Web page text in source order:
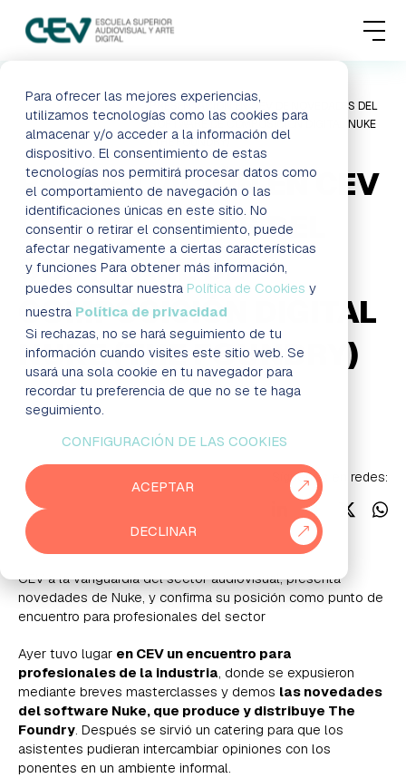
Para ofrecer las mejores experiencias,
utilizamos tecnologías como las cookies para
almacenar y/o acceder a la información del
dispositivo. El consentimiento de estas
tecnologías nos permitirá procesar datos como
el comportamiento de navegación o las
identificaciones únicas en este sitio. No
consentir o retirar el consentimiento, puede
afectar negativamente a ciertas características
y funciones Para obtener más información,
puedes consultar nuestra Política de Cookies y
nuestra Política de privacidad
Si rechazas, no se hará seguimiento de tu
información cuando visites este sitio web. Se
usará una sola cookie en tu navegador para
recordar tu preferencia de que no se te haga
seguimiento.
CONFIGURACIÓN DE LAS COOKIES
ACEPTAR
DECLINAR
MENU
FORMACIONES
ADMISIONES
ACTUALIDAD
ESCUELA
CONTACTO
RESERVAR PLAZA VISITAR ESCUELA
BLOG
EMPRESAS
PARTNERS
931 76 23 43
PRESENTACIÓN EN CEV
DE NOVEDADES DEL
SOFTWARE DE
COMPOSICIÓN DIGITAL
NUKE (THE FOUNDRY)
PRESENTACIÓN EN CEV DE NOVEDADES DEL
SOFTWARE DE COMPOSICIÓN DIGITAL NUKE
(THE FOUNDRY)
Noticias
Síguenos en redes:
CEV a la vanguardia del sector audiovisual, presenta
novedades de Nuke, y confirma su posición como punto de
encuentro para profesionales del sector
Ayer tuvo lugar en CEV un encuentro para
profesionales de la industria, donde se expusieron
mediante breves masterclasses y demos las novedades
del software Nuke, que produce y distribuye The
Foundry. Después se sirvió un catering para que los
asistentes pudieran intercambiar opiniones con los
ponentes en un ambiente informal.